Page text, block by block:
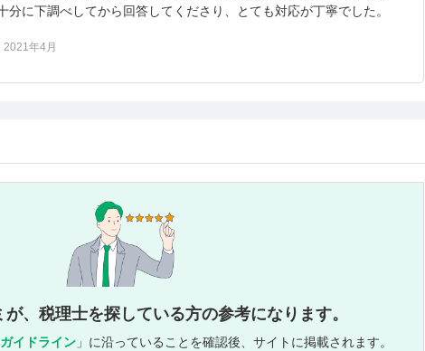
分に下調べしてから回答してくださり、とても対応が丁寧でした。
2021年4月
、税理士を探している方の参考になります。
ガイドライン 」に沿っていることを確認後、サイトに掲載されます。